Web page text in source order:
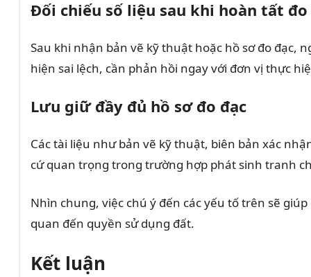
Đối chiếu số liệu sau khi hoàn tất đo
Sau khi nhận bản vẽ kỹ thuật hoặc hồ sơ đo đạc,
hiện sai lệch, cần phản hồi ngay với đơn vị thực
Lưu giữ đầy đủ hồ sơ đo đạc
Các tài liệu như bản vẽ kỹ thuật, biên bản xác
cứ quan trọng trong trường hợp phát sinh tranh
Nhìn chung, việc chú ý đến các yếu tố trên sẽ
quan đến quyền sử dụng đất.
Kết luận